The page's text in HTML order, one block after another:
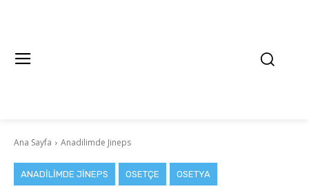
Ana Sayfa Anadilimde Jineps
ANADILIMDE JINEPS OSETÇE OSETYA